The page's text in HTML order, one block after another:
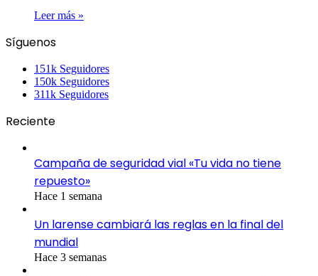
Leer más »
Síguenos
151k Seguidores
150k Seguidores
311k Seguidores
Reciente
Campaña de seguridad vial «Tu vida no tiene
repuesto»
Hace 1 semana
Un larense cambiará las reglas en la final del
mundial
Hace 3 semanas